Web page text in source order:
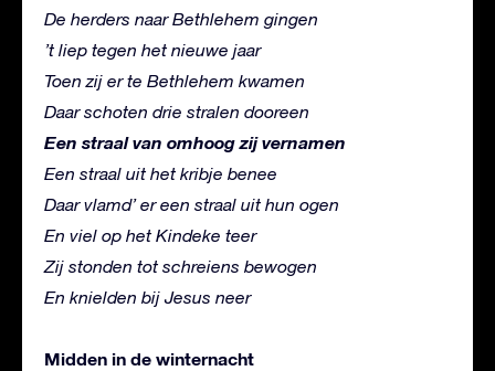
De herders naar Bethlehem gingen
’t liep tegen het nieuwe jaar
Toen zij er te Bethlehem kwamen
Daar schoten drie stralen dooreen
Een straal van omhoog zij vernamen
Een straal uit het kribje benee
Daar vlamd’ er een straal uit hun ogen
En viel op het Kindeke teer
Zij stonden tot schreiens bewogen
En knielden bij Jesus neer
Midden in de winternacht